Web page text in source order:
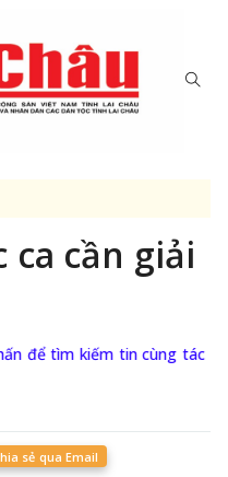
ca cần giải
để tìm kiếm tin cùng tác
sẻ qua Email